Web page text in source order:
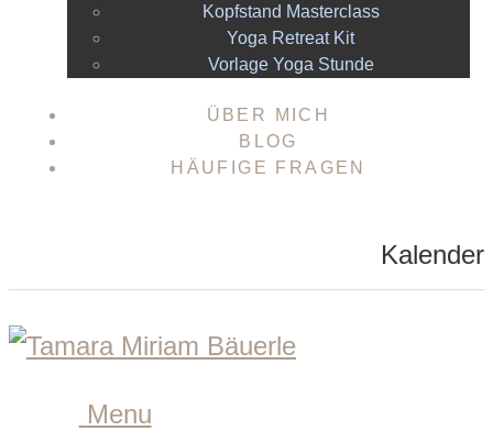
Kopfstand Masterclass
Yoga Retreat Kit
Vorlage Yoga Stunde
ÜBER MICH
BLOG
HÄUFIGE FRAGEN
Kalender
Menu